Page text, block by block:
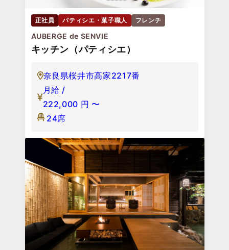
正社員 パティシエ・菓子職人 フレンチ
AUBERGE de SENVIE
キッチン（パティシエ）
奈良県桜井市高家2217番
月給 /
222,000 円 〜
24席